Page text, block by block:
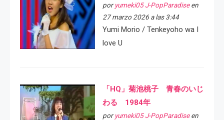
por yumeki05 J-PopParadiseen
27 marzo 2026 a las 3:44
Yumi Morio / Tenkeyoho wa I
love U
「HQ」菊池桃子 青春のいじ
わる 1984年
por yumeki05 J-PopParadiseen